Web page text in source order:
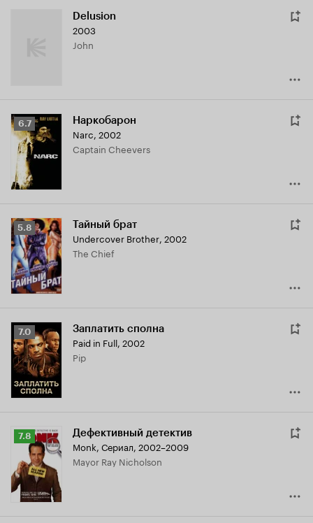
Delusion
2003
John
Рейтинг
Кинопоиска
6.7
6.7 Наркобарон
Narc, 2002
Captain Cheevers
Рейтинг
Кинопоиска
5.8
5.8 Тайный брат
Undercover Brother, 2002
The Chief
Рейтинг
Кинопоиска
7.0
7.0 Заплатить сполна
Paid in Full, 2002
Pip
Рейтинг
Кинопоиска
7.8
7.8 Дефективный детектив
Monk, Сериал, 2002–2009
Mayor Ray Nicholson